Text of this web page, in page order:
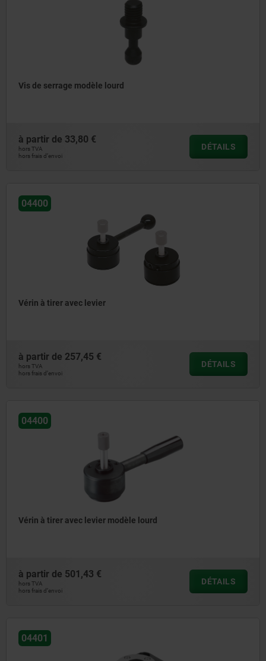
Vis de serrage modèle lourd
à partir de 33,80 €
hors TVA
hors frais d’envoi
DÉTAILS
04400
Vérin à tirer avec levier
à partir de 257,45 €
hors TVA
hors frais d’envoi
DÉTAILS
04400
Vérin à tirer avec levier modèle lourd
à partir de 501,43 €
hors TVA
hors frais d’envoi
DÉTAILS
04401